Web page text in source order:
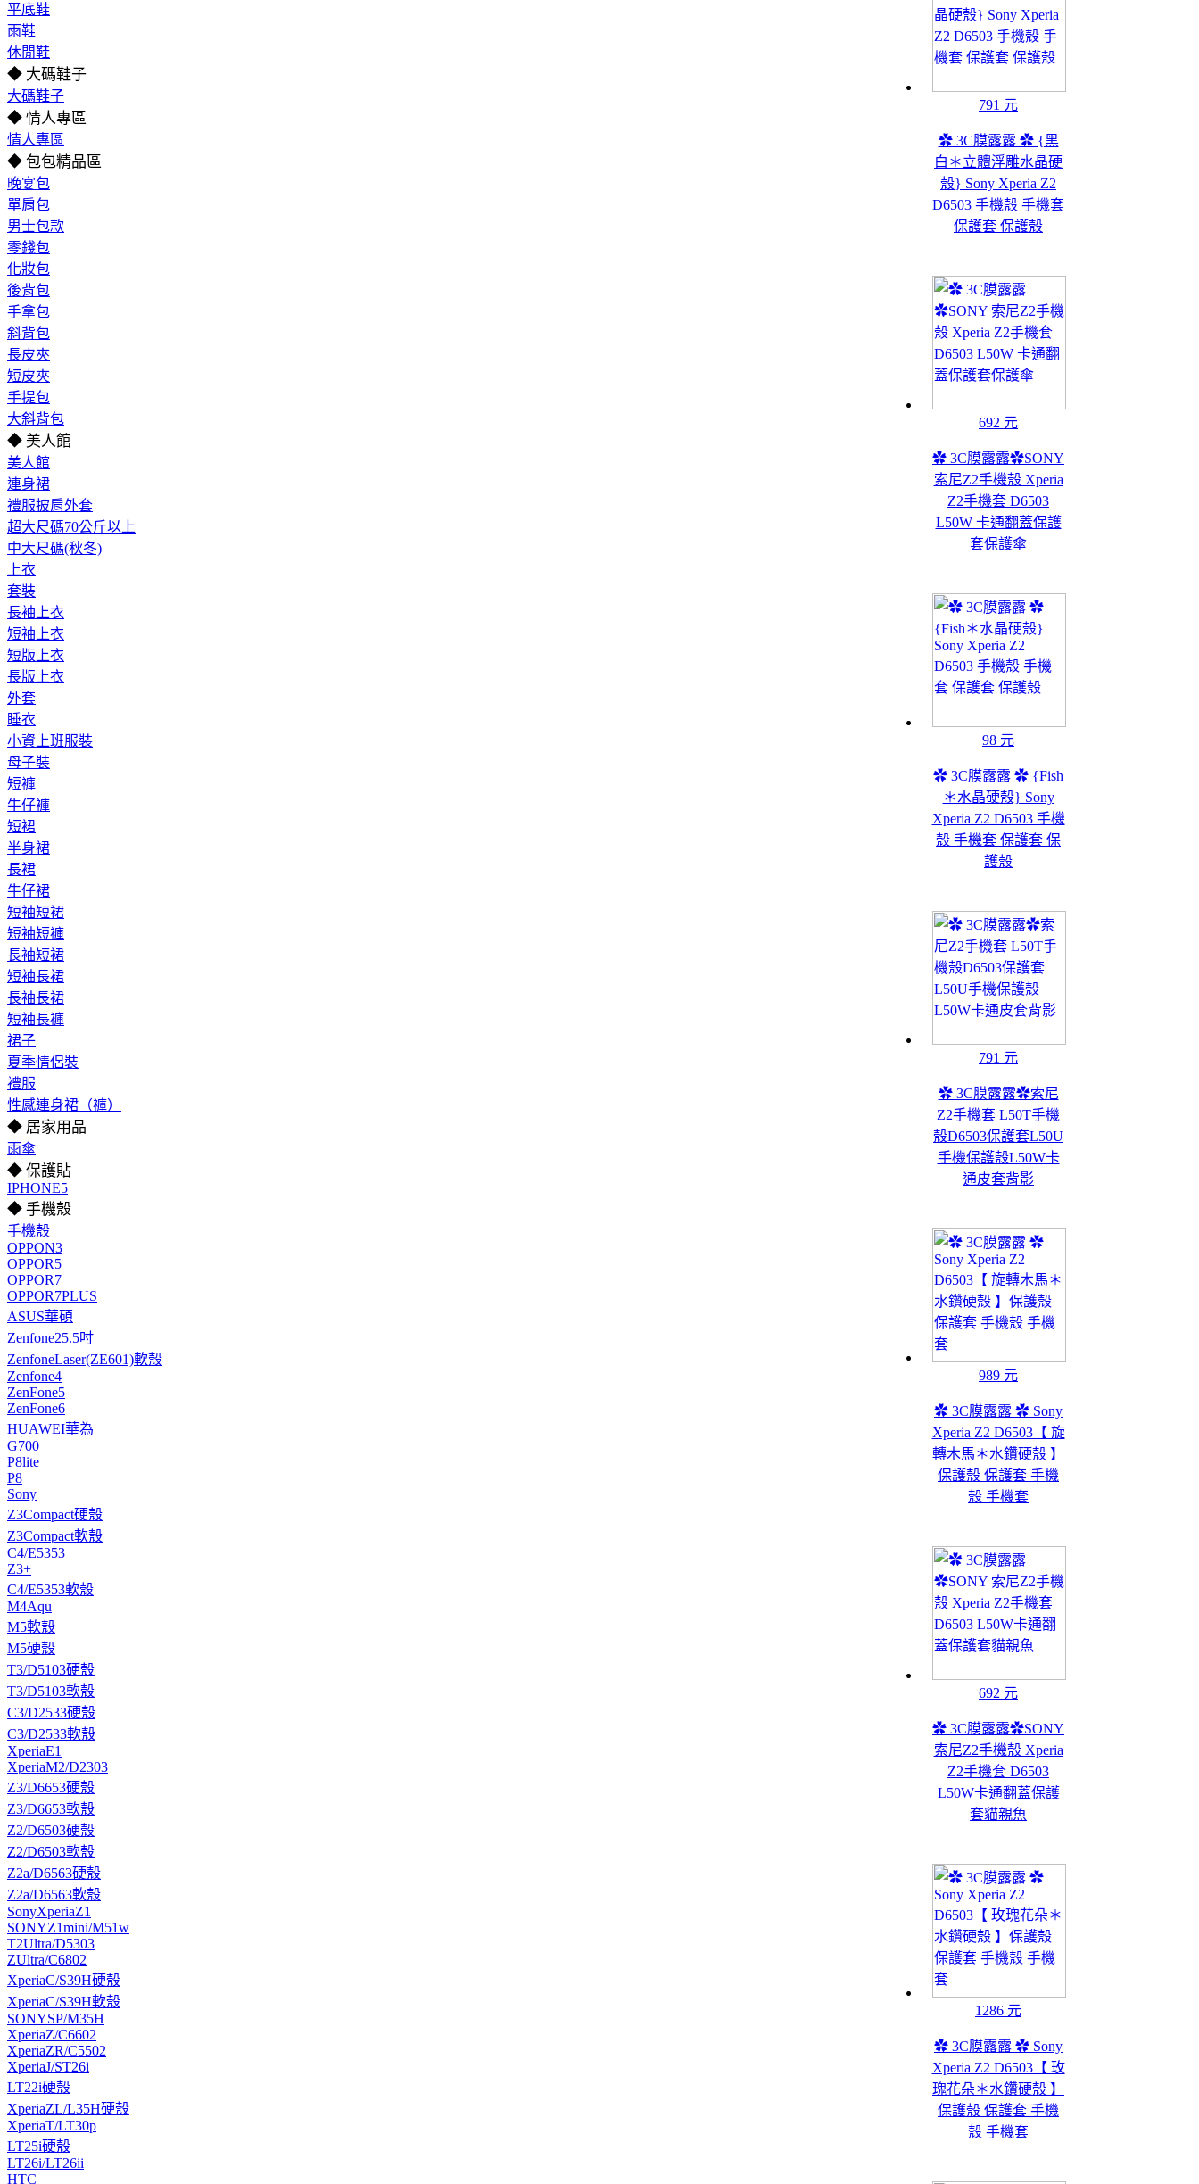
平底鞋
雨鞋
休閒鞋
◆ 大碼鞋子
大碼鞋子
◆ 情人專區
情人專區
◆ 包包精品區
晚宴包
單肩包
男士包款
零錢包
化妝包
後背包
手拿包
斜背包
長皮夾
短皮夾
手提包
大斜背包
◆ 美人館
美人館
連身裙
禮服披肩外套
超大尺碼70公斤以上
中大尺碼(秋冬)
上衣
套裝
長袖上衣
短袖上衣
短版上衣
長版上衣
外套
睡衣
小資上班服裝
母子裝
短褲
牛仔褲
短裙
半身裙
長裙
牛仔裙
短袖短裙
短袖短褲
長袖短裙
短袖長裙
長袖長裙
短袖長褲
裙子
夏季情侶裝
禮服
性感連身裙（褲）
◆ 居家用品
雨傘
◆ 保護貼
IPHONE5
◆ 手機殼
手機殼
OPPON3
OPPOR5
OPPOR7
OPPOR7PLUS
ASUS華碩
Zenfone25.5吋
ZenfoneLaser(ZE601)軟殼
Zenfone4
ZenFone5
ZenFone6
HUAWEI華為
G700
P8lite
P8
Sony
Z3Compact硬殼
Z3Compact軟殼
C4/E5353
Z3+
C4/E5353軟殼
M4Aqu
M5軟殼
M5硬殼
T3/D5103硬殼
T3/D5103軟殼
C3/D2533硬殼
C3/D2533軟殼
XperiaE1
XperiaM2/D2303
Z3/D6653硬殼
Z3/D6653軟殼
Z2/D6503硬殼
Z2/D6503軟殼
Z2a/D6563硬殼
Z2a/D6563軟殼
SonyXperiaZ1
SONYZ1mini/M51w
T2Ultra/D5303
ZUltra/C6802
XperiaC/S39H硬殼
XperiaC/S39H軟殼
SONYSP/M35H
XperiaZ/C6602
XperiaZR/C5502
XperiaJ/ST26i
LT22i硬殼
XperiaZL/L35H硬殼
XperiaT/LT30p
LT25i硬殼
LT26i/LT26ii
HTC
791 元
✿ 3C膜露露 ✿ {黑
白＊立體浮雕水晶硬
殼} Sony Xperia Z2
D6503 手機殼 手機套
保護套 保護殼
692 元
✿ 3C膜露露✿SONY
索尼Z2手機殼 Xperia
Z2手機套 D6503
L50W 卡通翻蓋保護
套保護傘
98 元
✿ 3C膜露露 ✿ {Fish
＊水晶硬殼} Sony
Xperia Z2 D6503 手機
殼 手機套 保護套 保
護殼
791 元
✿ 3C膜露露✿索尼
Z2手機套 L50T手機
殼D6503保護套L50U
手機保護殼L50W卡
通皮套背影
989 元
✿ 3C膜露露 ✿ Sony
Xperia Z2 D6503【 旋
轉木馬＊水鑽硬殼 】
保護殼 保護套 手機
殼 手機套
692 元
✿ 3C膜露露✿SONY
索尼Z2手機殼 Xperia
Z2手機套 D6503
L50W卡通翻蓋保護
套貓親魚
1286 元
✿ 3C膜露露 ✿ Sony
Xperia Z2 D6503【 玫
瑰花朵＊水鑽硬殼 】
保護殼 保護套 手機
殼 手機套